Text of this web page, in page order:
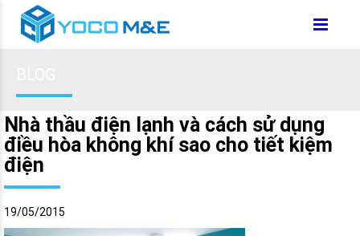
Nhà thầu điện lạnh và cách sử dụng
điều hòa không khí sao cho tiết kiệm
điện
19/05/2015